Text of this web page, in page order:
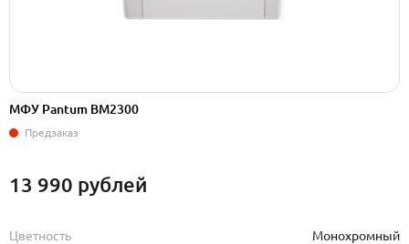
МФУ Pantum BM2300
Предзаказ
13 990 рублей
Цветность
Монохромный